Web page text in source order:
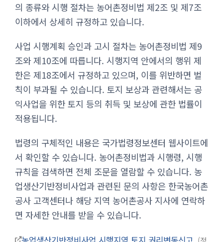
의 종류와 시행 절차는 농어촌정비법 제2조 및 제7조
이하에서 상세히 규정하고 있습니다.
사업 시행계획 승인과 고시 절차는 농어촌정비법 제9
조와 제10조에 따릅니다. 시행지역 안에서의 행위 제
한은 제18조에서 규정하고 있으며, 이를 위반하면 벌
칙이 부과될 수 있습니다. 토지 보상과 관련해서는 공
익사업을 위한 토지 등의 취득 및 보상에 관한 법률이
적용됩니다.
법령의 구체적인 내용은 국가법령정보센터 웹사이트에
서 확인할 수 있습니다. 농어촌정비법과 시행령, 시행
규칙을 검색하면 전체 조문을 열람할 수 있습니다. 농
업생산기반정비사업과 관련된 문의 사항은 한국농어촌
공사 고객센터나 해당 지역 농어촌공사 지사에 연락하
면 자세한 안내를 받을 수 있습니다.